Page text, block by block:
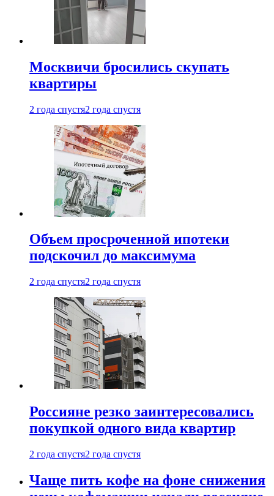
Москвичи бросились скупать
квартиры
2 года спустя2 года спустя
Объем просроченной ипотеки
подскочил до максимума
2 года спустя2 года спустя
Россияне резко заинтересовались
покупкой одного вида квартир
2 года спустя2 года спустя
Чаще пить кофе на фоне снижения